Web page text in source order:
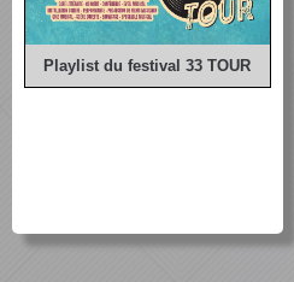
Playlist du festival 33 TOUR